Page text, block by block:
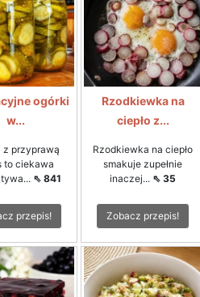
ogórki
w...
z przyprawą
to ciekawa
⇖ 841
przepis!
Rzodkiewka na
ciepło z...
Rzodkiewka na ciepło
smakuje zupełnie
inaczej... ⇖ 35
Zobacz przepis!